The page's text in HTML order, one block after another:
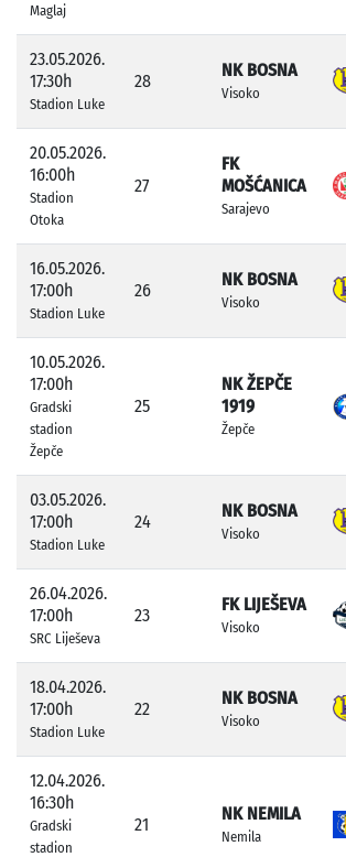
Maglaj
23.05.2026.
17:30h
Stadion Luke
28
NK BOSNA
Visoko
20.05.2026.
16:00h
Stadion
Otoka
27
FK
MOŠĆANICA
Sarajevo
16.05.2026.
17:00h
Stadion Luke
26
NK BOSNA
Visoko
10.05.2026.
17:00h
Gradski
stadion
Žepče
25
NK ŽEPČE
1919
Žepče
03.05.2026.
17:00h
Stadion Luke
24
NK BOSNA
Visoko
26.04.2026.
17:00h
SRC Liješeva
23
FK LIJEŠEVA
Visoko
18.04.2026.
17:00h
Stadion Luke
22
NK BOSNA
Visoko
12.04.2026.
16:30h
Gradski
stadion
21
NK NEMILA
Nemila